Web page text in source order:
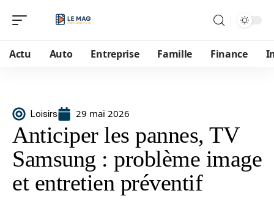
Actu Auto Entreprise Famille Finance
Loisirs 29 mai 2026
Anticiper les pannes, TV
Samsung : problème image
et entretien préventif